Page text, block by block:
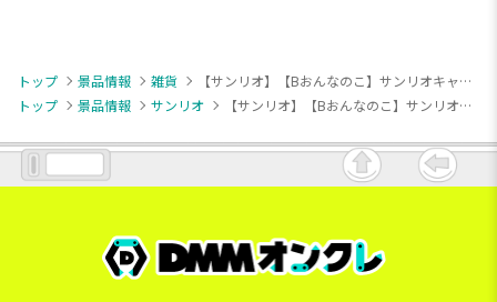
トップ 景品情報 雑貨
【サンリオ】【Bおんなのこ】サンリオキャラクターズ スノーレインボー低反発まくら
トップ
景品情報 サンリオ 【サンリオ】【Bおんなのこ】サンリオキャラクターズ スノーレインボー低反発まくら